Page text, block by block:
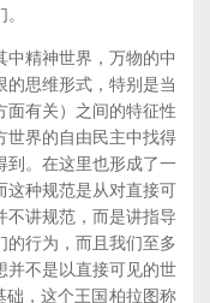
精神世界，万物的中
的思维形式，特别是当
面有关）之间的特征性
世界的自由民主中找得
到。在这里也形成了一
这种规范是从对直接可
不讲规范，而是讲指导
的行为，而且我们至多
并不是以直接可见的世
础，这个王国柏拉图称